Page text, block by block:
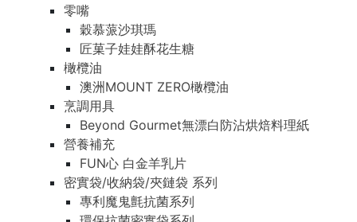
零嘴
穀慕蒎沙琪瑪
匠菓子娃娃酥花生糖
橄欖油
澳洲MOUNT ZERO橄欖油
烹調用具
Beyond Gourmet無漂白防沾烘焙料理紙
營養補充
FUN心 白金羊乳片
密實袋/收納袋/夾鏈袋 系列
專利魔鬼氈抗菌系列